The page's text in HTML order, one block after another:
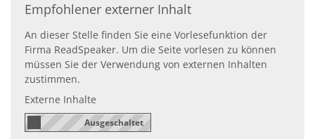
Empfohlener externer Inhalt
An dieser Stelle finden Sie eine Vorlesefunktion der
Firma ReadSpeaker. Um die Seite vorlesen zu können
müssen Sie der Verwendung von externen Inhalten
zustimmen.
Externe Inhalte